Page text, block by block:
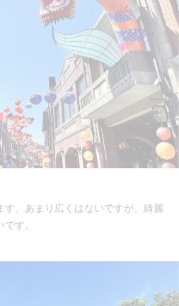
す。あまり広くはないですが、綺麗
す。